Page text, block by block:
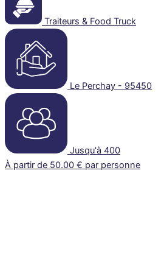
Traiteurs & Food Truck
Le Perchay - 95450
Jusqu'à 400
À partir de 50.00 € par personne